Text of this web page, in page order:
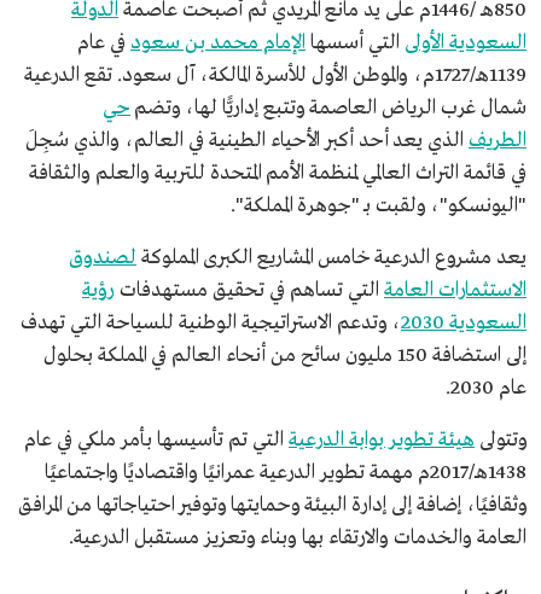
850هـ /1446م على يد مانع المريدي ثم أصبحت عاصمة
الدولة
السعودية الأولى التي أسسها الإمام محمد بن سعود في عام
1139هـ/1727م، والموطن الأول للأسرة المالكة، آل سعود. تقع الدرعية
شمال غرب الرياض العاصمة وتتبع إداريًّا لها، وتضم حي
الطريف الذي يعد أحد أكبر الأحياء الطينية في العالم، والذي سُجِلَ
في قائمة التراث العالمي لمنظمة الأمم المتحدة للتربية والعلم والثقافة
"اليونسكو"، ولقبت بـ "جوهرة المملكة".
يعد مشروع الدرعية خامس المشاريع الكبرى المملوكة لصندوق
الاستثمارات العامة التي تساهم في تحقيق مستهدفات رؤية
السعودية 2030
، وتدعم الاستراتيجية الوطنية للسياحة التي تهدف
إلى استضافة 150 مليون سائح من أنحاء العالم في المملكة بحلول
عام 2030.
وتتولى هيئة تطوير بوابة الدرعية التي تم تأسيسها بأمر ملكي في عام
1438هـ/2017م مهمة تطوير الدرعية عمرانيًا واقتصاديًا واجتماعيًا
وثقافيًا، إضافة إلى إدارة البيئة وحمايتها وتوفير احتياجاتها من المرافق
العامة والخدمات والارتقاء بها وبناء وتعزيز مستقبل الدرعية.